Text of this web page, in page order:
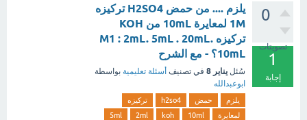
0
تصويتات
1
إجابة
يلزم .... من حمض H2SO4 تركيزه
1M لمعايرة 10mL من KOH
تركيزه M1 : 2mL. 5mL . 20mL.
10mL؟ - مع الشرح
سُئل يناير 8 في تصنيف أسئلة تعليمية بواسطة
ابوعبدالله
يلزم حمض h2so4
تركيزه
لمعايرة
10ml
koh
2ml
5ml